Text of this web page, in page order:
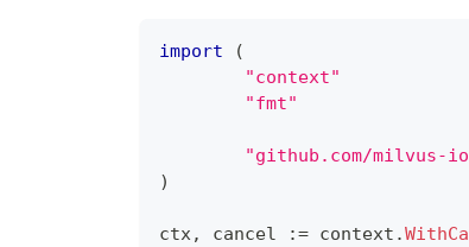
import
(
"context"
"fmt"
"github.com/
)
ctx, cancel := context .